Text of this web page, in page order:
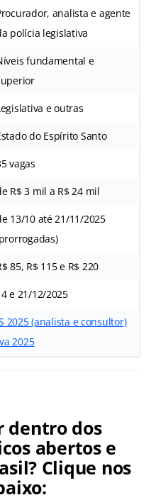
analista e agente
polícia legislativa
fundamental e
e outras
do Espírito Santo
vagas
R$ 3 mil a R$ 24 mil
13/10 até 21/11/2025
85, R$ 115 e R$ 220
e 21/12/2025
2025 (analista e consultor)
2025
dentro dos
abertos e
Clique nos